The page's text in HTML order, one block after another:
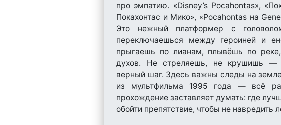
про эмпатию. «Disney’s Pocahontas»,
Покахонтас и Мико», «Pocahontas на
Это нежный платформер с
переключаешься между героиней и
прыгаешь по лианам, плывёшь по
духов. Не стреляешь, не крушишь —
верный шаг. Здесь важны следы на
из мультфильма 1995 года — всё
прохождение заставляет думать: где
обойти препятствие, чтобы не навредить